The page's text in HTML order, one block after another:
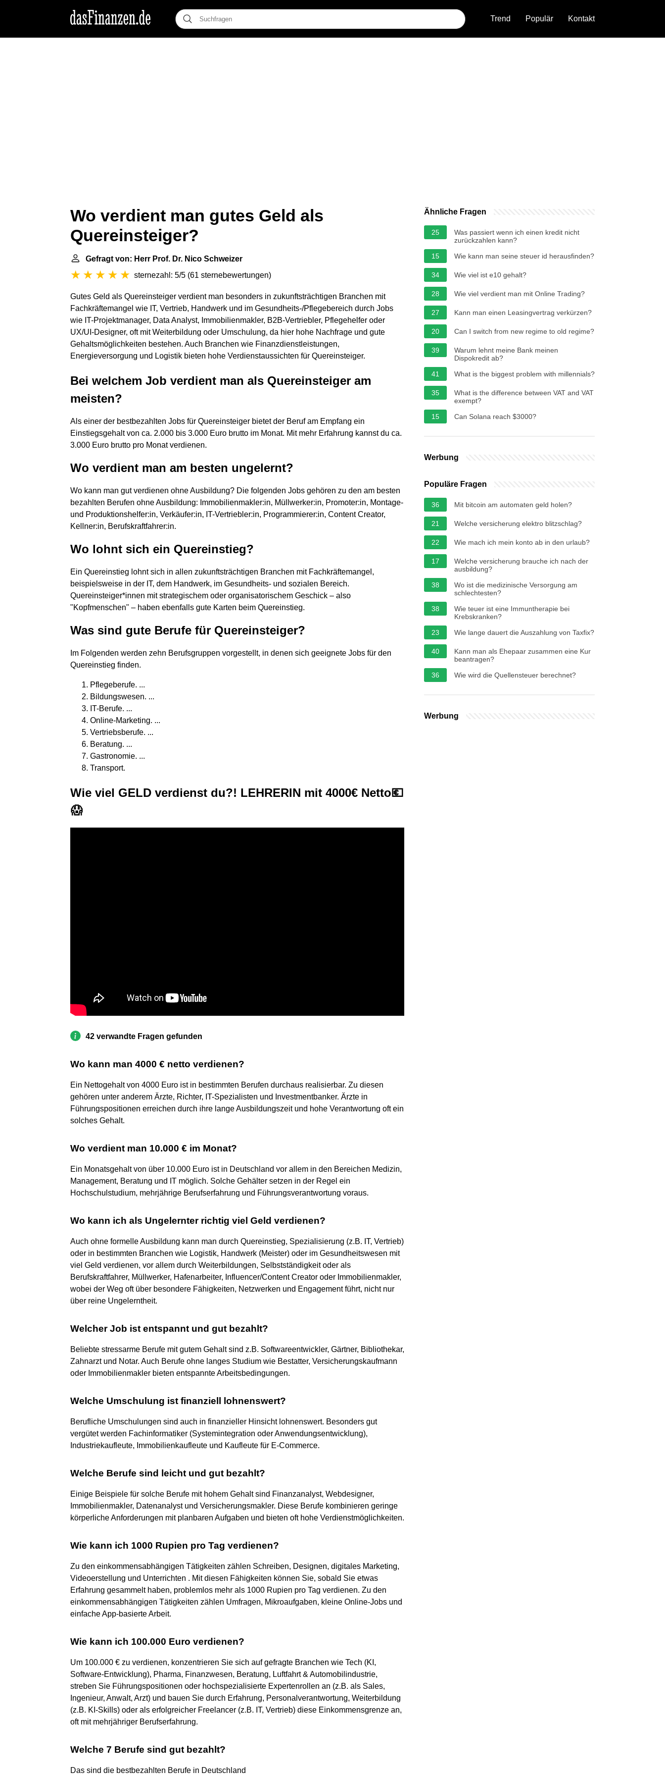
Trend Populär Kontakt
Wo verdient man gutes Geld als
Quereinsteiger?
Gefragt von: Herr Prof. Dr. Nico Schweizer
sternezahl: 5/5 (61 sternebewertungen)
Gutes Geld als Quereinsteiger verdient man besonders in zukunftsträchtigen Branchen mit
Fachkräftemangel wie IT, Vertrieb, Handwerk und im Gesundheits-/Pflegebereich durch Jobs
wie IT-Projektmanager, Data Analyst, Immobilienmakler, B2B-Vertriebler, Pflegehelfer oder
UX/UI-Designer, oft mit Weiterbildung oder Umschulung, da hier hohe Nachfrage und gute
Gehaltsmöglichkeiten bestehen. Auch Branchen wie Finanzdienstleistungen,
Energieversorgung und Logistik bieten hohe Verdienstaussichten für Quereinsteiger.
Bei welchem Job verdient man als Quereinsteiger am
meisten?
Als einer der bestbezahlten Jobs für Quereinsteiger bietet der Beruf am Empfang ein
Einstiegsgehalt von ca. 2.000 bis 3.000 Euro brutto im Monat. Mit mehr Erfahrung kannst du ca.
3.000 Euro brutto pro Monat verdienen.
Wo verdient man am besten ungelernt?
Wo kann man gut verdienen ohne Ausbildung? Die folgenden Jobs gehören zu den am besten
bezahlten Berufen ohne Ausbildung: Immobilienmakler:in, Müllwerker:in, Promoter:in, Montage-
und Produktionshelfer:in, Verkäufer:in, IT-Vertriebler:in, Programmierer:in, Content Creator,
Kellner:in, Berufskraftfahrer:in.
Wo lohnt sich ein Quereinstieg?
Ein Quereinstieg lohnt sich in allen zukunftsträchtigen Branchen mit Fachkräftemangel,
beispielsweise in der IT, dem Handwerk, im Gesundheits- und sozialen Bereich.
Quereinsteiger*innen mit strategischem oder organisatorischem Geschick – also
"Kopfmenschen" – haben ebenfalls gute Karten beim Quereinstieg.
Was sind gute Berufe für Quereinsteiger?
Im Folgenden werden zehn Berufsgruppen vorgestellt, in denen sich geeignete Jobs für den
Quereinstieg finden.
Pflegeberufe. ...
Bildungswesen. ...
IT-Berufe. ...
Online-Marketing. ...
Vertriebsberufe. ...
Beratung. ...
Gastronomie. ...
Transport.
Wie viel GELD verdienst du?! LEHRERIN mit 4000€ Netto💶
😱
42 verwandte Fragen gefunden
Wo kann man 4000 € netto verdienen?
Ein Nettogehalt von 4000 Euro ist in bestimmten Berufen durchaus realisierbar. Zu diesen
gehören unter anderem Ärzte, Richter, IT-Spezialisten und Investmentbanker. Ärzte in
Führungspositionen erreichen durch ihre lange Ausbildungszeit und hohe Verantwortung oft ein
solches Gehalt.
Wo verdient man 10.000 € im Monat?
Ein Monatsgehalt von über 10.000 Euro ist in Deutschland vor allem in den Bereichen Medizin,
Management, Beratung und IT möglich. Solche Gehälter setzen in der Regel ein
Hochschulstudium, mehrjährige Berufserfahrung und Führungsverantwortung voraus.
Wo kann ich als Ungelernter richtig viel Geld verdienen?
Auch ohne formelle Ausbildung kann man durch Quereinstieg, Spezialisierung (z.B. IT, Vertrieb)
oder in bestimmten Branchen wie Logistik, Handwerk (Meister) oder im Gesundheitswesen mit
viel Geld verdienen, vor allem durch Weiterbildungen, Selbstständigkeit oder als
Berufskraftfahrer, Müllwerker, Hafenarbeiter, Influencer/Content Creator oder Immobilienmakler,
wobei der Weg oft über besondere Fähigkeiten, Netzwerken und Engagement führt, nicht nur
über reine Ungelerntheit.
Welcher Job ist entspannt und gut bezahlt?
Beliebte stressarme Berufe mit gutem Gehalt sind z.B. Softwareentwickler, Gärtner, Bibliothekar,
Zahnarzt und Notar. Auch Berufe ohne langes Studium wie Bestatter, Versicherungskaufmann
oder Immobilienmakler bieten entspannte Arbeitsbedingungen.
Welche Umschulung ist finanziell lohnenswert?
Berufliche Umschulungen sind auch in finanzieller Hinsicht lohnenswert. Besonders gut
vergütet werden Fachinformatiker (Systemintegration oder Anwendungsentwicklung),
Industriekaufleute, Immobilienkaufleute und Kaufleute für E-Commerce.
Welche Berufe sind leicht und gut bezahlt?
Einige Beispiele für solche Berufe mit hohem Gehalt sind Finanzanalyst, Webdesigner,
Immobilienmakler, Datenanalyst und Versicherungsmakler. Diese Berufe kombinieren geringe
körperliche Anforderungen mit planbaren Aufgaben und bieten oft hohe Verdienstmöglichkeiten.
Wie kann ich 1000 Rupien pro Tag verdienen?
Zu den einkommensabhängigen Tätigkeiten zählen Schreiben, Designen, digitales Marketing,
Videoerstellung und Unterrichten . Mit diesen Fähigkeiten können Sie, sobald Sie etwas
Erfahrung gesammelt haben, problemlos mehr als 1000 Rupien pro Tag verdienen. Zu den
einkommensabhängigen Tätigkeiten zählen Umfragen, Mikroaufgaben, kleine Online-Jobs und
einfache App-basierte Arbeit.
Wie kann ich 100.000 Euro verdienen?
Um 100.000 € zu verdienen, konzentrieren Sie sich auf gefragte Branchen wie Tech (KI,
Software-Entwicklung), Pharma, Finanzwesen, Beratung, Luftfahrt & Automobilindustrie,
streben Sie Führungspositionen oder hochspezialisierte Expertenrollen an (z.B. als Sales,
Ingenieur, Anwalt, Arzt) und bauen Sie durch Erfahrung, Personalverantwortung, Weiterbildung
(z.B. KI-Skills) oder als erfolgreicher Freelancer (z.B. IT, Vertrieb) diese Einkommensgrenze an,
oft mit mehrjähriger Berufserfahrung.
Welche 7 Berufe sind gut bezahlt?
Das sind die bestbezahlten Berufe in Deutschland
Ähnliche Fragen
25
Was passiert wenn ich einen kredit nicht
zurückzahlen kann?
15
Wie kann man seine steuer id herausfinden?
34 Wie viel ist e10 gehalt?
28 Wie viel verdient man mit Online Trading?
27 Kann man einen Leasingvertrag verkürzen?
20 Can I switch from new regime to old regime?
39
Warum lehnt meine Bank meinen
Dispokredit ab?
41
What is the biggest problem with millennials?
35
What is the difference between VAT and VAT
exempt?
15
Can Solana reach $3000?
Werbung
Populäre Fragen
36 Mit bitcoin am automaten geld holen?
21 Welche versicherung elektro blitzschlag?
22 Wie mach ich mein konto ab in den urlaub?
17
Welche versicherung brauche ich nach der
ausbildung?
38
Wo ist die medizinische Versorgung am
schlechtesten?
38
Wie teuer ist eine Immuntherapie bei
Krebskranken?
23
Wie lange dauert die Auszahlung von Taxfix?
40
Kann man als Ehepaar zusammen eine Kur
beantragen?
36
Wie wird die Quellensteuer berechnet?
Werbung